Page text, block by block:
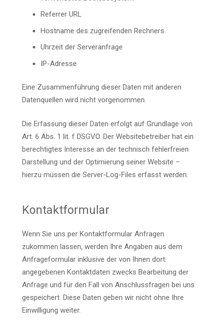
Referrer URL
Hostname des zugreifenden Rechners
Uhrzeit der Serveranfrage
IP-Adresse
Eine Zusammenführung dieser Daten mit anderen
Datenquellen wird nicht vorgenommen.
Die Erfassung dieser Daten erfolgt auf Grundlage von
Art. 6 Abs. 1 lit. f DSGVO. Der Websitebetreiber hat ein
berechtigtes Interesse an der technisch fehlerfreien
Darstellung und der Optimierung seiner Website –
hierzu müssen die Server-Log-Files erfasst werden.
Kontaktformular
Wenn Sie uns per Kontaktformular Anfragen
zukommen lassen, werden Ihre Angaben aus dem
Anfrageformular inklusive der von Ihnen dort
angegebenen Kontaktdaten zwecks Bearbeitung der
Anfrage und für den Fall von Anschlussfragen bei uns
gespeichert. Diese Daten geben wir nicht ohne Ihre
Einwilligung weiter.